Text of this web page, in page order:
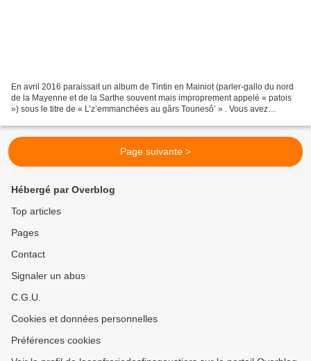
En avril 2016 paraissait un album de Tintin en Mainiot (parler-gallo du nord
de la Mayenne et de la Sarthe souvent mais improprement appelé « patois
») sous le titre de « L’z’emmanchées au gârs Tounesô’ » . Vous avez
Page suivante >
Hébergé par Overblog
Top articles
Pages
Contact
Signaler un abus
C.G.U.
Cookies et données personnelles
Préférences cookies